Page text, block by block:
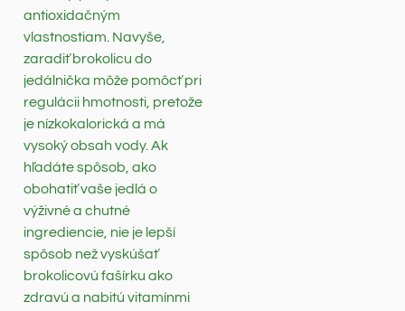
antioxidačným
vlastnostiam. Navyše,
zaradiť brokolicu do
jedálnička môže pomôcť pri
regulácii hmotnosti, pretože
je nízkokalorická a má
vysoký obsah vody. Ak
hľadáte spôsob, ako
obohatiť vaše jedlá o
výživné a chutné
ingrediencie, nie je lepší
spôsob než vyskúšať
brokolicovú fašírku ako
zdravú a nabitú vitamínmi